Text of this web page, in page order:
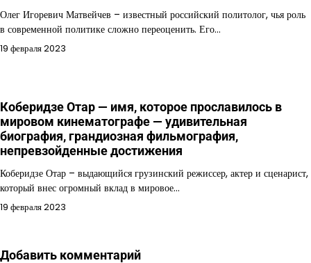
Олег Игоревич Матвейчев – известный российский политолог, чья роль
в современной политике сложно переоценить. Его…
19 февраля 2023
Коберидзе Отар — имя, которое прославилось в
мировом кинематографе — удивительная
биография, грандиозная фильмография,
непревзойденные достижения
Коберидзе Отар – выдающийся грузинский режиссер, актер и сценарист,
который внес огромный вклад в мировое…
19 февраля 2023
Добавить комментарий